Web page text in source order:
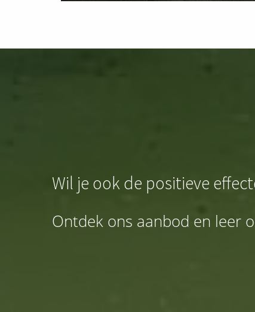
Wil je ook de positieve
Ontdek ons aanbod en leer